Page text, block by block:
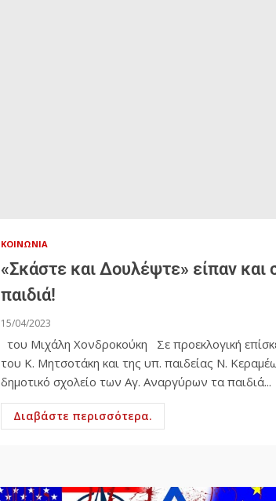
ΚΟΙΝΩΝΊΑ
«Σκάστε και Δουλέψτε» είπαν και
παιδιά!
15/04/2023
του Μιχάλη Χονδροκούκη Σε προεκλογική
του Κ. Μητσοτάκη και της υπ. παιδείας Ν.
δημοτικό σχολείο των Αγ. Αναργύρων τα παιδιά...
Διαβάστε περισσότερα.